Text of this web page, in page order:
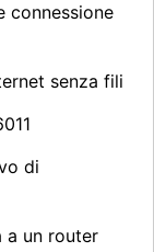
connessione
senza fili
di
a un router